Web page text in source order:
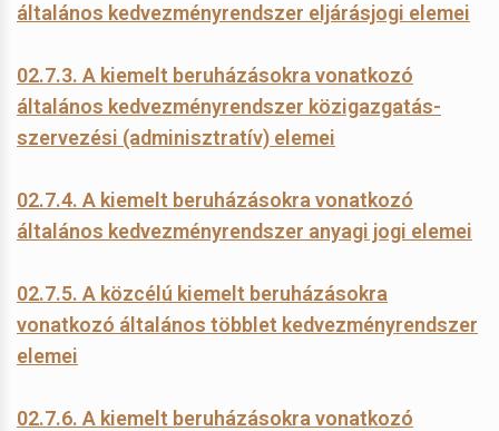
általános kedvezményrendszer eljárásjogi elemei
02.7.3. A kiemelt beruházásokra vonatkozó
általános kedvezményrendszer közigazgatás-
szervezési (adminisztratív) elemei
02.7.4. A kiemelt beruházásokra vonatkozó
általános kedvezményrendszer anyagi jogi elemei
02.7.5. A közcélú kiemelt beruházásokra
vonatkozó általános többlet kedvezményrendszer
elemei
02.7.6. A kiemelt beruházásokra vonatkozó